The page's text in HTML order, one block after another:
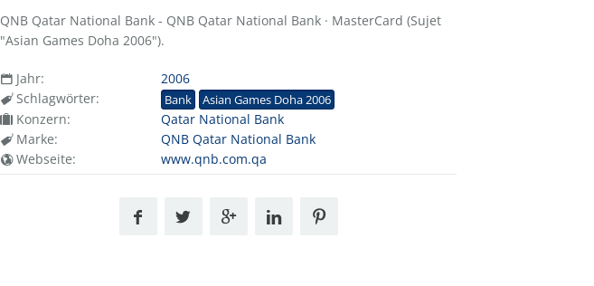
QNB Qatar National Bank - QNB Qatar National Bank · MasterCard (Sujet
"Asian Games Doha 2006").
Jahr:
2006
Schlagwörter:
Bank Asian Games Doha 2006
Konzern:
Qatar National Bank
Marke:
QNB Qatar National Bank
Webseite:
www.qnb.com.qa